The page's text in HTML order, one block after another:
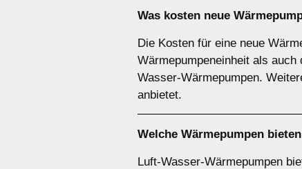
Was kosten neue
Die Kosten für eine neue
Wärmepumpeneinheit als
Wasser-Wärmepumpen.
anbietet.
Welche Wärmepumpen
Luft-Wasser-Wärmepumpen